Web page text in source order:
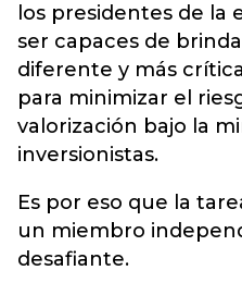
los presidentes de la
ser capaces de
diferente y más
para minimizar el
valorización bajo la
inversionistas.
Es por eso que la
un miembro
desafiante.